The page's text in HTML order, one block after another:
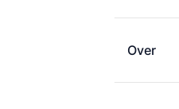
Over